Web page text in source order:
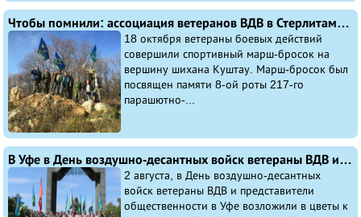
Чтобы помнили: ассоциация ветеранов ВДВ в Стерлитамаке провела марш-бросок, посвященный памяти 8-ой роты 217-го парашютно-десантного полка
18 октября ветераны боевых действий
совершили спортивный марш-бросок на
вершину шихана Куштау. Марш-бросок был
посвящен памяти 8-ой роты 217-го
парашютно-...
В Уфе в День воздушно-десантных войск ветераны ВДВ и представители общественности возложили в цветы к мемориалу «Скорбящая мать»
2 августа, в День воздушно-десантных
войск ветераны ВДВ и представители
общественности в Уфе возложили в цветы к